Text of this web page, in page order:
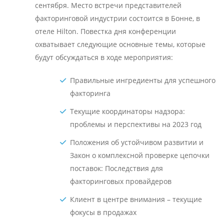
сентября. Место встречи представителей
факторинговой индустрии состоится в Бонне, в
отеле Hilton. Повестка дня конференции
охватывает следующие основные темы, которые
будут обсуждаться в ходе мероприятия:
Правильные ингредиенты для успешного
факторинга
Текущие координаторы надзора:
проблемы и перспективы на 2023 год
Положения об устойчивом развитии и
Закон о комплексной проверке цепочки
поставок: Последствия для
факторинговых провайдеров
Клиент в центре внимания – текущие
фокусы в продажах